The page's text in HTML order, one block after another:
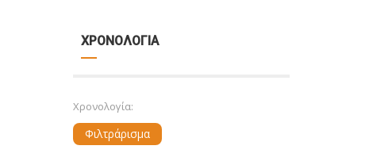
ΧΡΟΝΟΛΟΓΙΑ
Χρονολογία:
Φιλτράρισμα